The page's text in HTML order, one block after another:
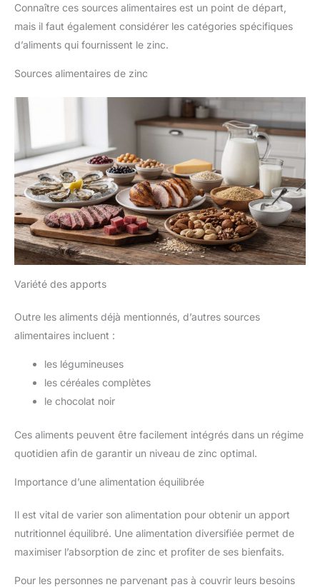
Connaître ces sources alimentaires est un point de départ,
mais il faut également considérer les catégories spécifiques
d’aliments qui fournissent le zinc.
Sources alimentaires de zinc
Variété des apports
Outre les aliments déjà mentionnés, d’autres sources
alimentaires incluent :
les légumineuses
les céréales complètes
le chocolat noir
Ces aliments peuvent être facilement intégrés dans un régime
quotidien afin de garantir un niveau de zinc optimal.
Importance d’une alimentation équilibrée
Il est vital de varier son alimentation pour obtenir un apport
nutritionnel équilibré. Une alimentation diversifiée permet de
maximiser l’absorption de zinc et profiter de ses bienfaits.
Pour les personnes ne parvenant pas à couvrir leurs besoins